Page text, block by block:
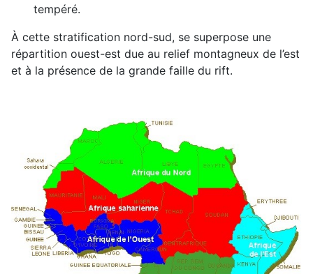
tempéré.
À cette stratification nord-sud, se superpose une
répartition ouest-est due au relief montagneux de l’est
et à la présence de la grande faille du rift.